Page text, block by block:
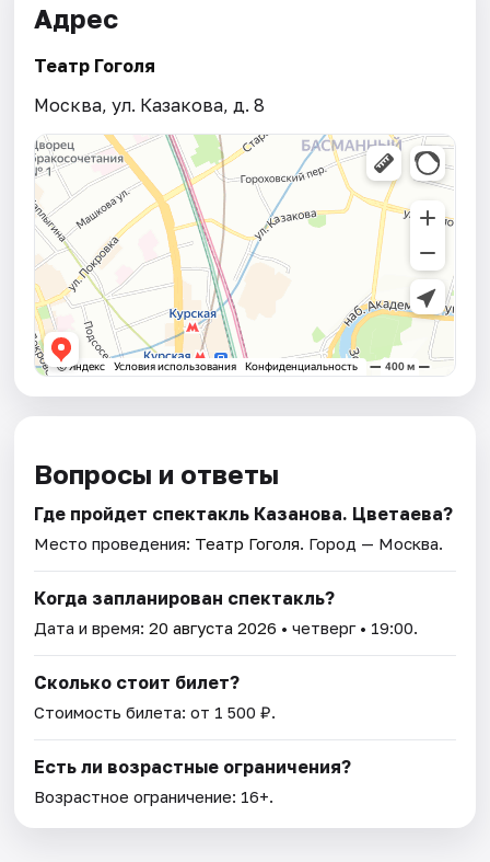
Адрес
Театр Гоголя
Москва, ул. Казакова, д. 8
Вопросы и ответы
Где пройдет спектакль Казанова. Цветаева?
Место проведения: Театр Гоголя. Город — Москва.
Когда запланирован спектакль?
Дата и время:20 августа 2026 • четверг • 19:00.
Сколько стоит билет?
Стоимость билета: от 1 500 ₽.
Есть ли возрастные ограничения?
Возрастное ограничение: 16+.